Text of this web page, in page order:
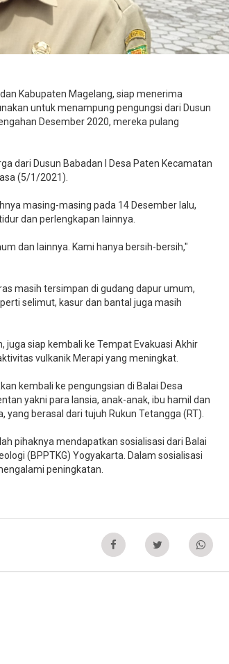
Kabupaten Magelang, siap menerima
untuk menampung pengungsi dari Dusun
Desember 2020, mereka pulang
dari Dusun Babadan I Desa Paten Kecamatan
(5/1/2021).
masing-masing pada 14 Desember lalu,
dan perlengkapan lainnya.
dan lainnya. Kami hanya bersih-bersih,"
masih tersimpan di gudang dapur umum,
selimut, kasur dan bantal juga masih
juga siap kembali ke Tempat Evakuasi Akhir
vulkanik Merapi yang meningkat.
kembali ke pengungsian di Balai Desa
yakni para lansia, anak-anak, ibu hamil dan
berasal dari tujuh Rukun Tetangga (RT).
pihaknya mendapatkan sosialisasi dari Balai
(BPPTKG) Yogyakarta. Dalam sosialisasi
peningkatan.